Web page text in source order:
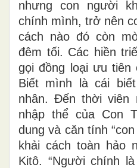
nhưng con người
chính mình, trở nên
cách nào đó còn
đêm tối. Các hiền
gọi đồng loại ưu tiên
Biết mình là cái
nhân. Đến thời viên
nhập thể của Con
dung và căn tính
khải cách toàn hảo
Kitô. “Người chính